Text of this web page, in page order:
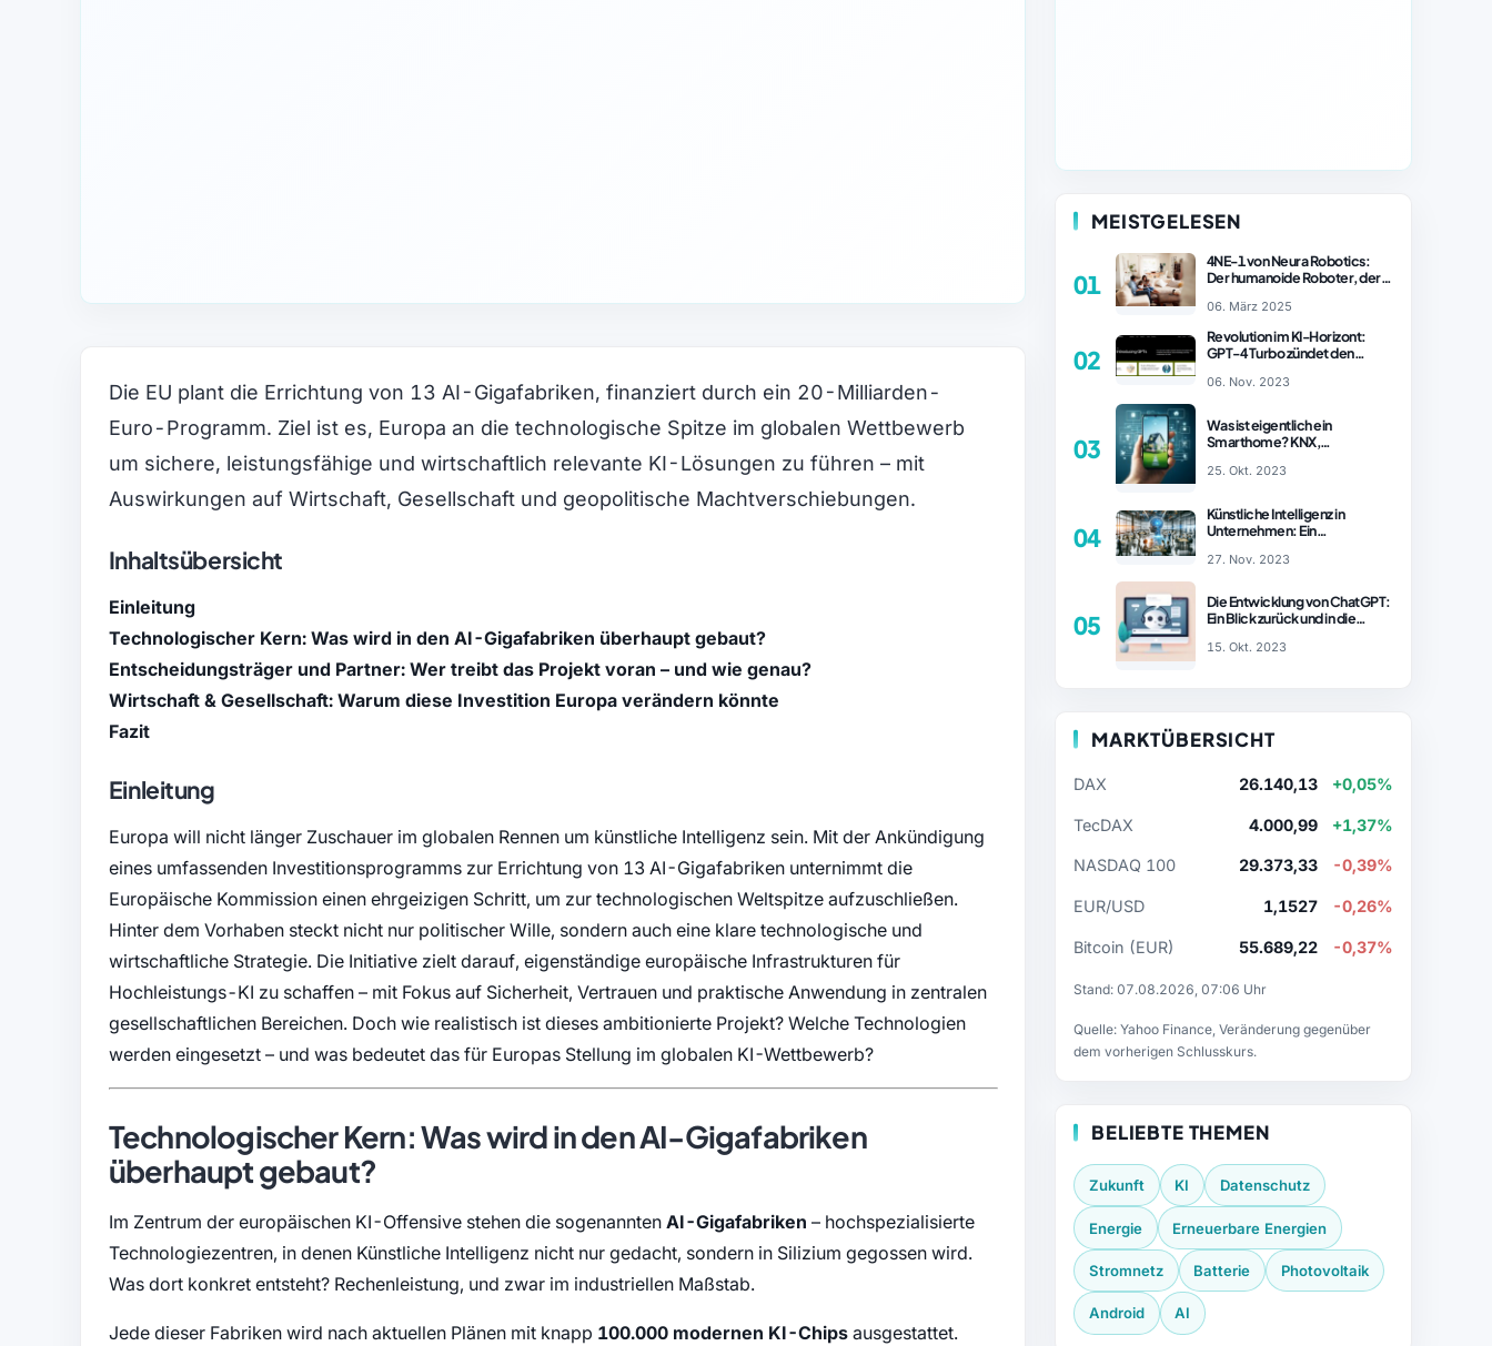
Die EU plant die Errichtung von 13 AI-Gigafabriken, finanziert durch ein 20-Milliarden-
Euro-Programm. Ziel ist es, Europa an die technologische Spitze im globalen Wettbewerb
um sichere, leistungsfähige und wirtschaftlich relevante KI-Lösungen zu führen – mit
Auswirkungen auf Wirtschaft, Gesellschaft und geopolitische Machtverschiebungen.
Inhaltsübersicht
Einleitung
Technologischer Kern: Was wird in den AI-Gigafabriken überhaupt gebaut?
Entscheidungsträger und Partner: Wer treibt das Projekt voran – und wie genau?
Wirtschaft & Gesellschaft: Warum diese Investition Europa verändern könnte
Fazit
Einleitung
Europa will nicht länger Zuschauer im globalen Rennen um künstliche Intelligenz sein. Mit der Ankündigung
eines umfassenden Investitionsprogramms zur Errichtung von 13 AI-Gigafabriken unternimmt die
Europäische Kommission einen ehrgeizigen Schritt, um zur technologischen Weltspitze aufzuschließen.
Hinter dem Vorhaben steckt nicht nur politischer Wille, sondern auch eine klare technologische und
wirtschaftliche Strategie. Die Initiative zielt darauf, eigenständige europäische Infrastrukturen für
Hochleistungs-KI zu schaffen – mit Fokus auf Sicherheit, Vertrauen und praktische Anwendung in zentralen
gesellschaftlichen Bereichen. Doch wie realistisch ist dieses ambitionierte Projekt? Welche Technologien
werden eingesetzt – und was bedeutet das für Europas Stellung im globalen KI-Wettbewerb?
Technologischer Kern: Was wird in den AI-Gigafabriken
überhaupt gebaut?
Im Zentrum der europäischen KI-Offensive stehen die sogenannten AI-Gigafabriken – hochspezialisierte
Technologiezentren, in denen Künstliche Intelligenz nicht nur gedacht, sondern in Silizium gegossen wird.
Was dort konkret entsteht? Rechenleistung, und zwar im industriellen Maßstab.
Jede dieser Fabriken wird nach aktuellen Plänen mit knapp 100.000 modernen KI-Chipsausgestattet.
MEISTGELESEN
01
4NE-1 von Neura Robotics:
Der humanoide Roboter, der
revolutionieren könnte
06. März 2025
02
Revolution im KI-Horizont:
GPT-4 Turbo zündet den
– ChatGPT Revolution!
06. Nov. 2023
03
Was ist eigentlich ein
Smarthome? KNX,
Vergleich
25. Okt. 2023
04
Künstliche Intelligenz in
Unternehmen: Ein
27. Nov. 2023
05
Die Entwicklung von ChatGPT:
Ein Blick zurück und in die
15. Okt. 2023
MARKTÜBERSICHT
DAX 26.140,13 +0,05%
TecDAX 4.000,99 +1,37%
NASDAQ 100 29.373,33 -0,39%
EUR/USD 1,1527 -0,26%
Bitcoin (EUR) 55.689,22 -0,37%
Stand: 07.08.2026, 07:06 Uhr
Quelle: Yahoo Finance, Veränderung gegenüber
dem vorherigen Schlusskurs.
BELIEBTE THEMEN
Zukunft KI Datenschutz
Energie Erneuerbare Energien
Stromnetz Batterie Photovoltaik
Android AI